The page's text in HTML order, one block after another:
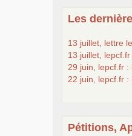
Les
13 juillet, lettre
13 juillet,
29 juin, lepcf.fr
22 juin, lepcf.fr
Pétitions,